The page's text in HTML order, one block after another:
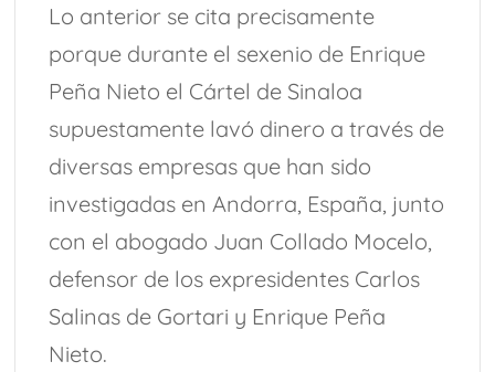
Lo anterior se cita precisamente
porque durante el sexenio de Enrique
Peña Nieto el Cártel de Sinaloa
supuestamente lavó dinero a través de
diversas empresas que han sido
investigadas en Andorra, España, junto
con el abogado Juan Collado Mocelo,
defensor de los expresidentes Carlos
Salinas de Gortari y Enrique Peña
Nieto.